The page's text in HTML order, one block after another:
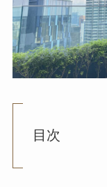
目次